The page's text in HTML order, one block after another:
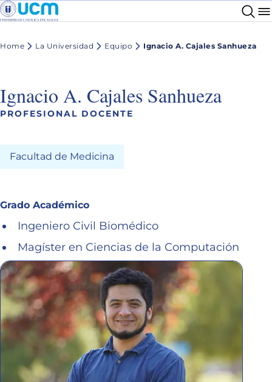
Home La Universidad Equipo Ignacio A. Cajales Sanhueza
Ignacio A. Cajales Sanhueza
PROFESIONAL DOCENTE
Facultad de Medicina
Grado Académico
Ingeniero Civil Biomédico
Magíster en Ciencias de la Computación